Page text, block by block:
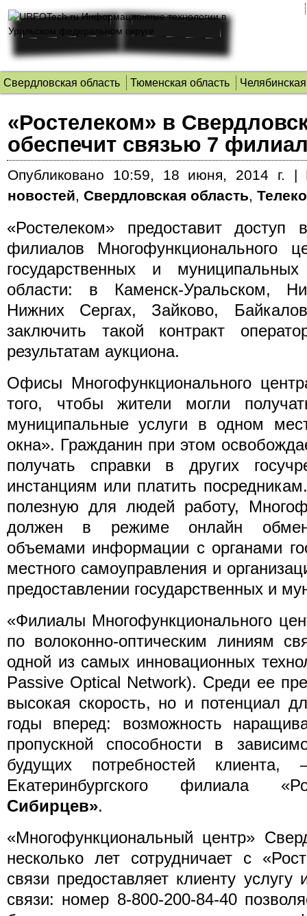
Свердловская область Тюменская область
«Ростелеком» в
обеспечит связью 7
Опубликовано 10:59, 18 июня, 2014 г. |
новостей, Свердловская область,
«Ростелеком» предоставит
филиалов Многофункционального
государственных и
области: в Каменск-Уральском,
Нижних Сергах, Зайково,
заключить такой контракт
результатам аукциона.
Офисы Многофункционального
того, чтобы жители могли
муниципальные услуги в одном
окна». Гражданин при этом
получать справки в других
инстанциям или платить
полезную для людей работу,
должен в режиме онлайн
объемами информации с органами
местного самоуправления и
предоставлении государственных и
«Филиалы Многофункционального
по волоконно-оптическим линиям
одной из самых инновационных
Passive Optical Network). Среди ее
высокая скорость, но и потенциал
годы вперед: возможность
пропускной способности в
будущих потребностей клиента,
Екатеринбургского филиала
Сибирцев».
«Многофункциональный центр»
несколько лет сотрудничает с
связи предоставляет клиенту услугу
связи: номер 8-800-200-84-40